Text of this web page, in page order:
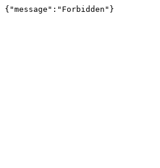
{"message":"Forbidden"}